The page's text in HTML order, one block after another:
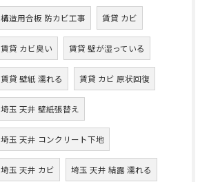
構造用合板 防カビ工事 賃貸 カビ
賃貸 カビ臭い 賃貸 壁が湿っている
賃貸 壁紙 濡れる 賃貸 カビ 原状回復
埼玉 天井 壁紙張替え
埼玉 天井 コンクリート下地
埼玉 天井 カビ 埼玉 天井 結露 濡れる